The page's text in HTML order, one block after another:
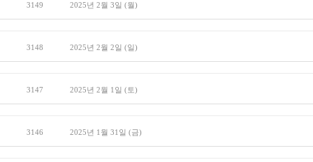
3149 2025년 2월 3일 (월)
3148 2025년 2월 2일 (일)
3147 2025년 2월 1일 (토)
3146 2025년 1월 31일 (금)